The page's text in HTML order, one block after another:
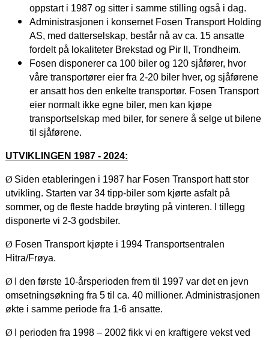
oppstart i 1987 og sitter i samme stilling også i dag.
Administrasjonen i konsernet Fosen Transport Holding
AS, med datterselskap, består nå av ca. 15 ansatte
fordelt på lokaliteter Brekstad og Pir II, Trondheim.
Fosen disponerer ca 100 biler og 120 sjåfører, hvor
våre transportører eier fra 2-20 biler hver, og sjåførene
er ansatt hos den enkelte transportør. Fosen Transport
eier normalt ikke egne biler, men kan kjøpe
transportselskap med biler, for senere å selge ut bilene
til sjåførene.
UTVIKLINGEN 1987 - 2024:
Ø Siden etableringen i 1987 har Fosen Transport hatt stor
utvikling. Starten var 34 tipp-biler som kjørte asfalt på
sommer, og de fleste hadde brøyting på vinteren. I tillegg
disponerte vi 2-3 godsbiler.
Ø Fosen Transport kjøpte i 1994 Transportsentralen
Hitra/Frøya.
Ø
I den første 10-årsperioden frem til 1997 var det en jevn
omsetningsøkning fra 5 til ca. 40 millioner. Administrasjonen
økte i samme periode fra 1-6 ansatte.
Ø
I perioden fra 1998 – 2002 fikk vi en kraftigere vekst ved